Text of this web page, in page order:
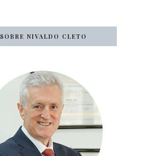
SOBRE NIVALDO CLETO